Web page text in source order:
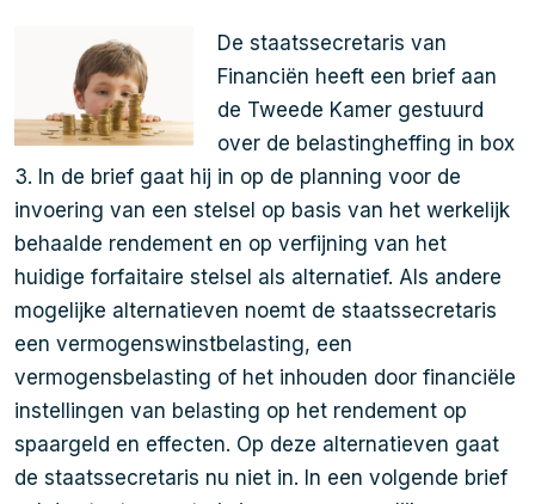
De staatssecretaris van
Financiën heeft een brief aan
de Tweede Kamer gestuurd
over de belastingheffing in box
3. In de brief gaat hij in op de planning voor de
invoering van een stelsel op basis van het werkelijk
behaalde rendement en op verfijning van het
huidige forfaitaire stelsel als alternatief. Als andere
mogelijke alternatieven noemt de staatssecretaris
een vermogenswinstbelasting, een
vermogensbelasting of het inhouden door financiële
instellingen van belasting op het rendement op
spaargeld en effecten. Op deze alternatieven gaat
de staatssecretaris nu niet in. In een volgende brief